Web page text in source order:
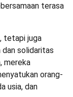
terasa
tetapi juga
dan solidaritas
mereka
orang-
usia, dan